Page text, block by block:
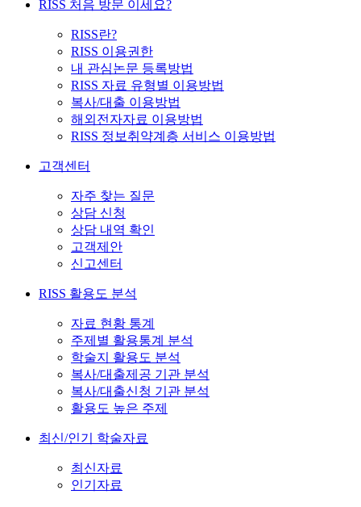
RISS 처음 방문 이세요?
RISS란?
RISS 이용권한
내 관심논문 등록방법
RISS 자료 유형별 이용방법
복사/대출 이용방법
해외전자자료 이용방법
RISS 정보취약계층 서비스 이용방법
고객센터
자주 찾는 질문
상담 신청
상담 내역 확인
고객제안
신고센터
RISS 활용도 분석
자료 현황 통계
주제별 활용통계 분석
학술지 활용도 분석
복사/대출제공 기관 분석
복사/대출신청 기관 분석
활용도 높은 주제
최신/인기 학술자료
최신자료
인기자료